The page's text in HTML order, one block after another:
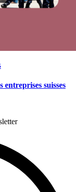
suisses